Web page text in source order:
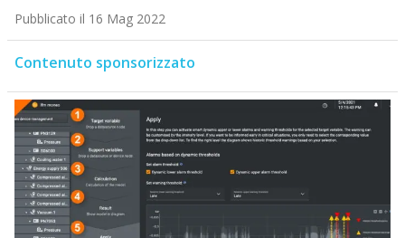
Pubblicato il 16 Mag 2022
Contenuto sponsorizzato